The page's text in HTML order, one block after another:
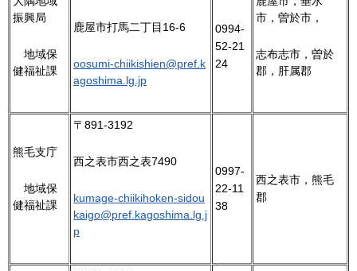
振興局
地域保
健福祉課
鹿屋市打馬二丁目16-6
oosumi-chiikishien@pref.k
agoshima.lg.jp
0994-
52-21
24
市，曽於市，
志布志市，曽於
郡，肝属郡
熊毛支庁
地域保
健福祉課
〒891-3192
西之表市西之表7490
kumage-chiikihoken-sidou
kaigo@pref.kagoshima.lg.j
p
0997-
22-11
38
西之表市，熊毛
郡